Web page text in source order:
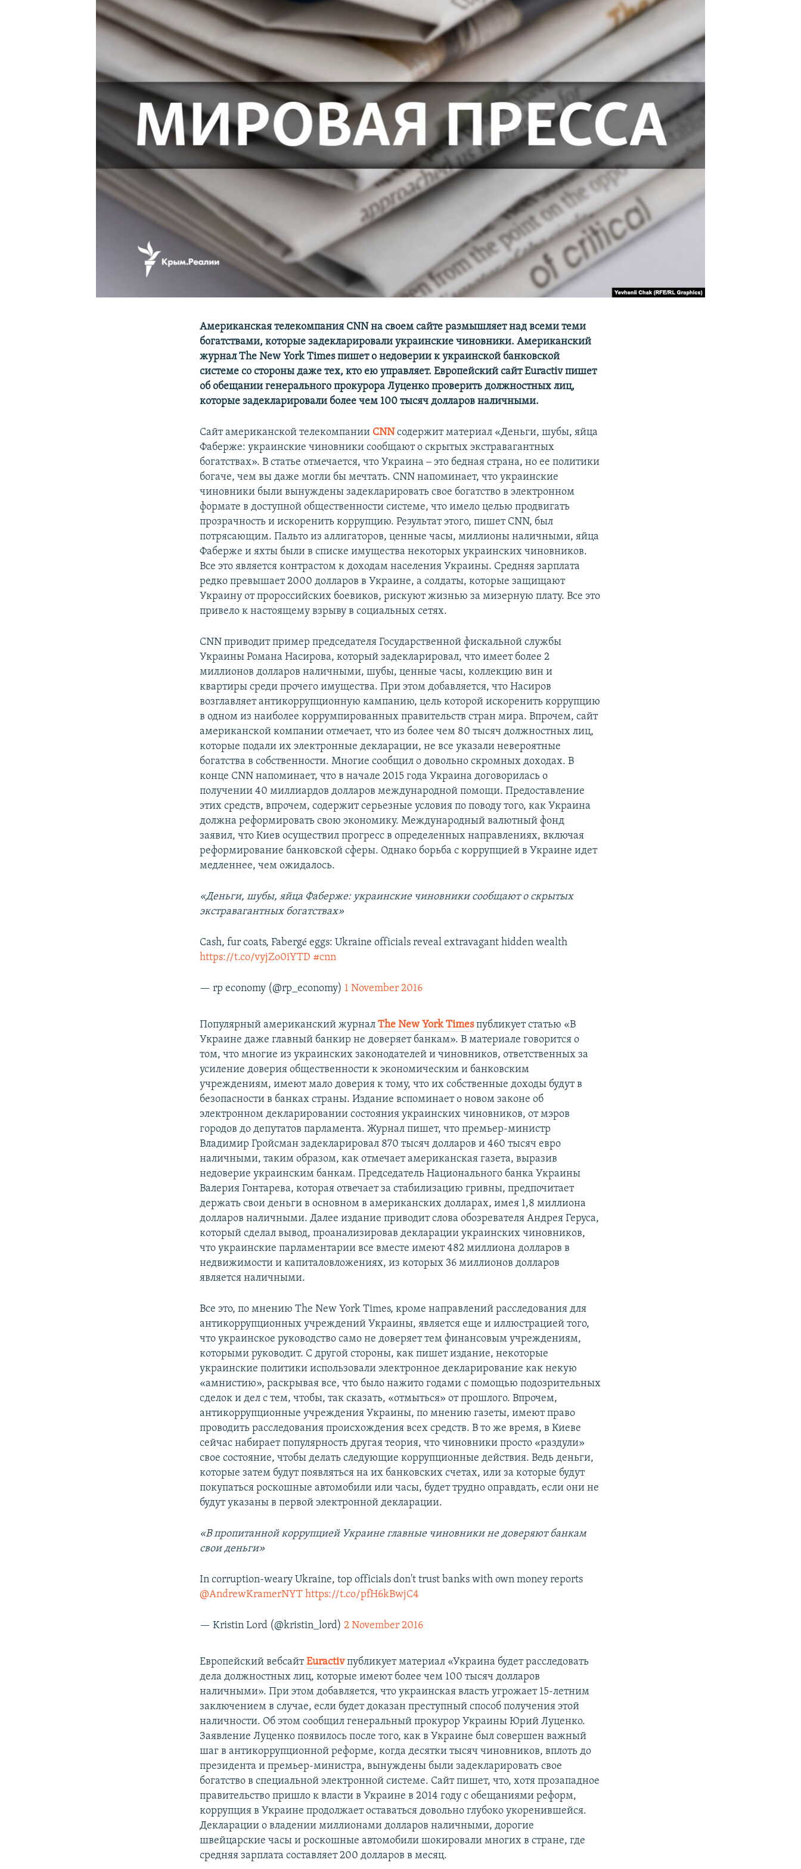
КРЫМ.НЕПОКОРЕННЫЙ
Американская телекомпания CNN на своем сайте размышляет над всеми теми
богатствами, которые задекларировали украинские чиновники. Американский
журнал The New York Times пишет о недоверии к украинской банковской
системе со стороны даже тех, кто ею управляет. Европейский сайт Euractiv пишет
об обещании генерального прокурора Луценко проверить должностных лиц,
которые задекларировали более чем 100 тысяч долларов наличными.
Сайт американской телекомпании CNNсодержит материал «Деньги, шубы, яйца
Фаберже: украинские чиновники сообщают о скрытых экстравагантных
богатствах». В статье отмечается, что Украина ‒ это бедная страна, но ее политики
богаче, чем вы даже могли бы мечтать. CNN напоминает, что украинские
чиновники были вынуждены задекларировать свое богатство в электронном
формате в доступной общественности системе, что имело целью продвигать
прозрачность и искоренить коррупцию. Результат этого, пишет CNN, был
потрясающим. Пальто из аллигаторов, ценные часы, миллионы наличными, яйца
Фаберже и яхты были в списке имущества некоторых украинских чиновников.
Все это является контрастом к доходам населения Украины. Средняя зарплата
редко превышает 2000 долларов в Украине, а солдаты, которые защищают
Украину от пророссийских боевиков, рискуют жизнью за мизерную плату. Все это
привело к настоящему взрыву в социальных сетях.
CNN приводит пример председателя Государственной фискальной службы
Украины Романа Насирова, который задекларировал, что имеет более 2
миллионов долларов наличными, шубы, ценные часы, коллекцию вин и
квартиры среди прочего имущества. При этом добавляется, что Насиров
возглавляет антикоррупционную кампанию, цель которой искоренить коррупцию
в одном из наиболее коррумпированных правительств стран мира. Впрочем, сайт
американской компании отмечает, что из более чем 80 тысяч должностных лиц,
которые подали их электронные декларации, не все указали невероятные
богатства в собственности. Многие сообщил о довольно скромных доходах. В
конце CNN напоминает, что в начале 2015 года Украина договорилась о
получении 40 миллиардов долларов международной помощи. Предоставление
этих средств, впрочем, содержит серьезные условия по поводу того, как Украина
должна реформировать свою экономику. Международный валютный фонд
заявил, что Киев осуществил прогресс в определенных направлениях, включая
реформирование банковской сферы. Однако борьба с коррупцией в Украине идет
медленнее, чем ожидалось.
«Деньги, шубы, яйца Фаберже: украинские чиновники сообщают о скрытых
экстравагантных богатствах»
Cash, fur coats, Fabergé eggs: Ukraine officials reveal extravagant hidden wealth
https://t.co/vyjZo0iYTD #cnn
— rp economy (@rp_economy) 1 November 2016
Популярный американский журналThe New York Timesпубликует статью «В
Украине даже главный банкир не доверяет банкам». В материале говорится о
том, что многие из украинских законодателей и чиновников, ответственных за
усиление доверия общественности к экономическим и банковским
учреждениям, имеют мало доверия к тому, что их собственные доходы будут в
безопасности в банках страны. Издание вспоминает о новом законе об
электронном декларировании состояния украинских чиновников, от мэров
городов до депутатов парламента. Журнал пишет, что премьер-министр
Владимир Гройсман задекларировал 870 тысяч долларов и 460 тысяч евро
наличными, таким образом, как отмечает американская газета, выразив
недоверие украинским банкам. Председатель Национального банка Украины
Валерия Гонтарева, которая отвечает за стабилизацию гривны, предпочитает
держать свои деньги в основном в американских долларах, имея 1,8 миллиона
долларов наличными. Далее издание приводит слова обозревателя Андрея Геруса,
который сделал вывод, проанализировав декларации украинских чиновников,
что украинские парламентарии все вместе имеют 482 миллиона долларов в
недвижимости и капиталовложениях, из которых 36 миллионов долларов
является наличными.
Все это, по мнению The New York Times, кроме направлений расследования для
антикоррупционных учреждений Украины, является еще и иллюстрацией того,
что украинское руководство само не доверяет тем финансовым учреждениям,
которыми руководит. С другой стороны, как пишет издание, некоторые
украинские политики использовали электронное декларирование как некую
«амнистию», раскрывая все, что было нажито годами с помощью подозрительных
сделок и дел с тем, чтобы, так сказать, «отмыться» от прошлого. Впрочем,
антикоррупционные учреждения Украины, по мнению газеты, имеют право
проводить расследования происхождения всех средств. В то же время, в Киеве
сейчас набирает популярность другая теория, что чиновники просто «раздули»
свое состояние, чтобы делать следующие коррупционные действия. Ведь деньги,
которые затем будут появляться на их банковских счетах, или за которые будут
покупаться роскошные автомобили или часы, будет трудно оправдать, если они не
будут указаны в первой электронной декларации.
«В пропитанной коррупцией Украине главные чиновники не доверяют банкам
свои деньги»
In corruption-weary Ukraine, top officials don't trust banks with own money reports
@AndrewKramerNYT https://t.co/pfH6kBwjC4
— Kristin Lord (@kristin_lord)2 November 2016
Европейский вебсайтEuractivпубликует материал «Украина будет расследовать
дела должностных лиц, которые имеют более чем 100 тысяч долларов
наличными». При этом добавляется, что украинская власть угрожает 15-летним
заключением в случае, если будет доказан преступный способ получения этой
наличности. Об этом сообщил генеральный прокурор Украины Юрий Луценко.
Заявление Луценко появилось после того, как в Украине был совершен важный
шаг в антикоррупционной реформе, когда десятки тысяч чиновников, вплоть до
президента и премьер-министра, вынуждены были задекларировать свое
богатство в специальной электронной системе. Сайт пишет, что, хотя прозападное
правительство пришло к власти в Украине в 2014 году с обещаниями реформ,
коррупция в Украине продолжает оставаться довольно глубоко укоренившейся.
Декларации о владении миллионами долларов наличными, дорогие
швейцарские часы и роскошные автомобили шокировали многих в стране, где
средняя зарплата составляет 200 долларов в месяц.